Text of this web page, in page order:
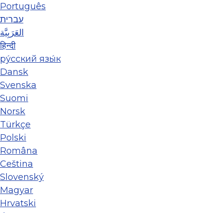
Português
עברית
العَرَبِيَّة
हिन्दी
ру́сский язы́к
Dansk
Svenska
Suomi
Norsk
Türkçe
Polski
Româna
Ceština
Slovenský
Magyar
Hrvatski